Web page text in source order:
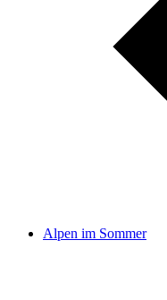
Alpen im Sommer